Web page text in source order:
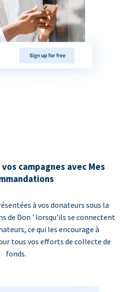
campagnes avec Mes
à vos donateurs sous la
de Don ' lorsqu'ils se connectent
ce qui les encourage à
tous vos efforts de collecte de
fonds.